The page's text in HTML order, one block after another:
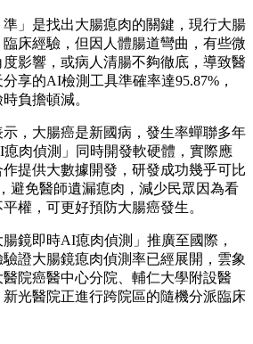
」是找出大腸瘜肉的關鍵，現行大腸
床經驗，但因人體腸道彎曲，有些微
影響，或病人清腸不夠徹底，導致醫
享的AI檢測工具準確率達95.87%，
負擔頓減。
，大腸癌是新國病，發生率蟬聯多年
肉偵測」同時開發軟硬體，實際應
提供大數據開發，研發成功幾乎可比
避免醫師遺漏瘜肉，減少民眾因為看
權，可更好預防大腸癌發生。
鏡即時AI瘜肉偵測」推廣至國際，
證大腸鏡瘜肉偵測率已經展開，雲象
院癌醫中心分院、輔仁大學附設醫
光醫院正進行跨院區的隨機分派臨床